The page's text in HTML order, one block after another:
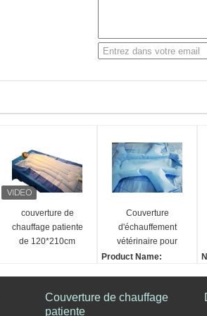
couverture de
chauffage patiente
de 120*210cm
Couverture
d'échauffement
vétérinaire pour
animaux de
Product Name:
ration Room Vet Blanke
Couverture de chauffage
patiente